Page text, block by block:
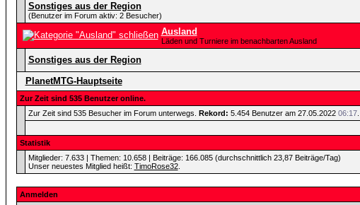
Sonstiges aus der Region
(Benutzer im Forum aktiv: 2 Besucher)
Ausland
Läden und Turniere im benachbarten Ausland
Sonstiges aus der Region
PlanetMTG-Hauptseite
Zur Zeit sind 535 Benutzer online.
Zur Zeit sind 535 Besucher im Forum unterwegs. Rekord: 5.454 Benutzer am 27.05.2022 06:17.
Statistik
Mitglieder: 7.633 | Themen: 10.658 | Beiträge: 166.085 (durchschnittlich 23,87 Beiträge/Tag)
Unser neuestes Mitglied heißt: TimoRose32.
Anmelden